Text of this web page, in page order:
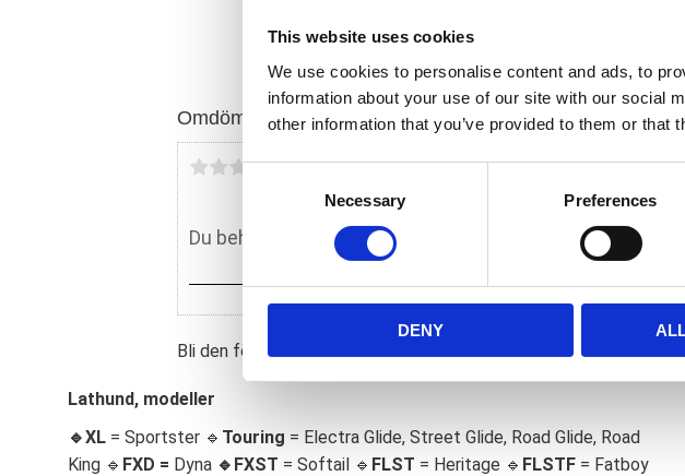
This website uses cookies
We use cookies to personalise content and ads, to
information about your use of our site with our social
other information that you’ve provided to them or that
C
S
e
e
c
Necessary Preferences
DENY
Omdömen
Du
Bli den första att lämna ett omdöme.
Lathund, modeller
🔹XL = Sportster 🔹 Touring = Electra Glide, Street Glide, Road Glide, Road
King 🔹 FXD = Dyna 🔹 FXST = Softail 🔹 FLST = Heritage 🔹 FLSTF = Fatboy